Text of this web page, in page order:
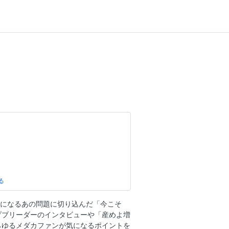
い！
る！
なるあの問題に切り込んだ「今こそ
リーダーのインタビューや「産めよ増
るメダカファンが気になるポイントを